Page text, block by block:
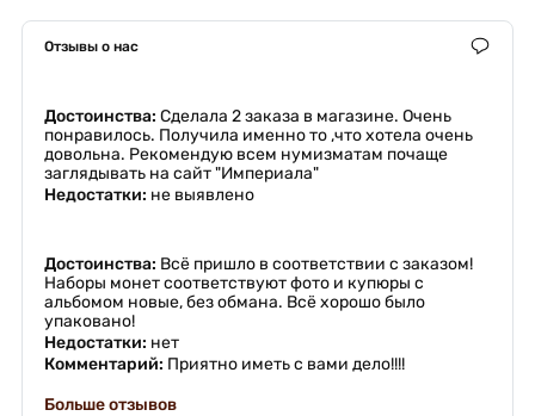
Отзывы о нас
Достоинства: Сделала 2 заказа в магазине. Очень
понравилось. Получила именно то ,что хотела очень
довольна. Рекомендую всем нумизматам почаще
заглядывать на сайт "Империала"
Недостатки: не выявлено
Достоинства: Всё пришло в соответствии с заказом!
Наборы монет соответствуют фото и купюры с
альбомом новые, без обмана. Всё хорошо было
упаковано!
Недостатки: нет
Комментарий: Приятно иметь с вами дело!!!!
Больше отзывов